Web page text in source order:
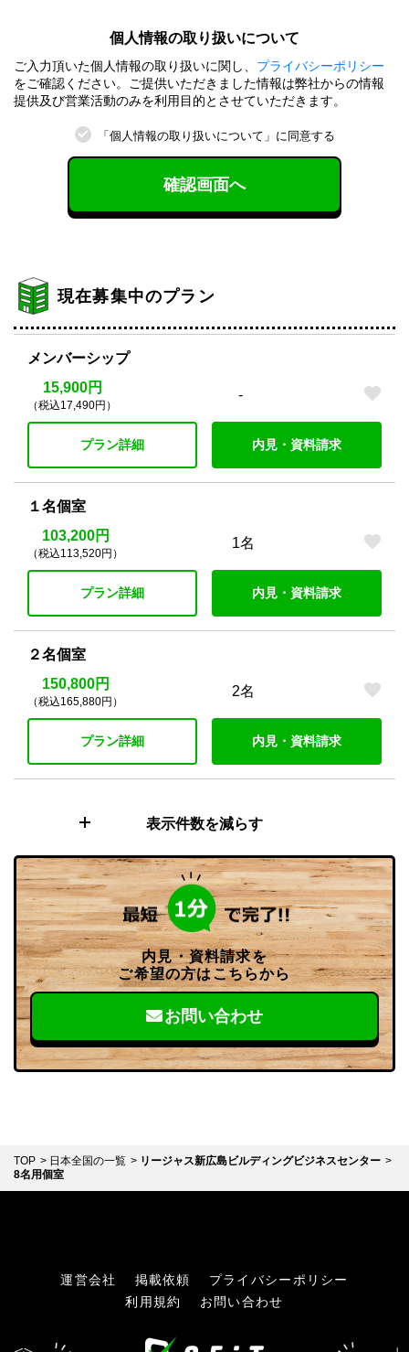
個⼈情報の取り扱いについて
ご⼊⼒頂いた個⼈情報の取り扱いに関し、 プライバシーポリシー
をご確認ください。ご提供いただきました情報は弊社からの情報
提供及び営業活動のみを利⽤⽬的とさせていただきます。
「個⼈情報の取り扱いについて」に同意する
確認画面へ
現在募集中のプラン
メンバーシップ
15,900円
（税込17,490円）
-
プラン詳細 内見・資料請求
１名個室
103,200円
（税込113,520円）
1名
プラン詳細 内見・資料請求
２名個室
150,800円
（税込165,880円）
2名
プラン詳細 内見・資料請求
表示件数を減らす
内見・資料請求を
ご希望の方はこちらから
お問い合わせ
TOP 日本全国の一覧
リージャス新広島ビルディングビジネスセンター
8名用個室
運営会社 掲載依頼
プライバシーポリシー
利用規約
お問い合わせ